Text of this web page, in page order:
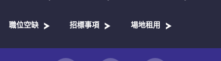
職位空缺 招標事項 場地租用